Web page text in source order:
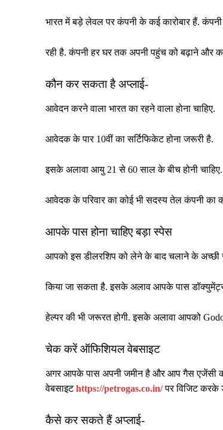
भारत में बड़े लेवल पर कंपनी के कई कारोबार हैं.
रही है. कंपनी हर घर तक अपनी पहुंच को बढ़ाने और
कौन कर सकता है अप्लाई-
आवेदन करने वाला भारत का रहने वाला होना चाहिए.
आवेदक के पार 10वीं का सर्टिफिकेट होना जरूरी है.
इसके अलावा आयु 21 से 60 साल के बीच होनी चाहिए.
आवेदक के परिवार का कोई भी सदस्य तेल कंपनी का
आपके पास होना चाहिए बड़ा स्पेस
आपको इस डीलरशिप को लेने के बाद चलाने के अच्छी
किया जा सकता है. इसके अलाव आपके पास
हेल्पर की भी जरूरत होगी. इसके अलावा आपको
चेक करें ऑफिशियल वेबसाइट
अगर आपके पास अपनी जमीन है और आप गैस एजेंसी
वेबसाइटhttps://petrogas.co.in/पर विजिट करके
कैसे कर सकते हैं अप्लाई-